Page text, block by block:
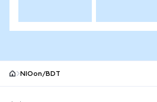
NIOon/BDT